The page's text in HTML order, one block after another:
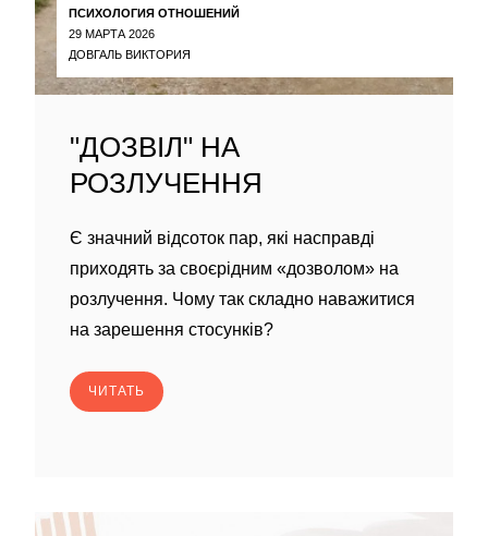
ПСИХОЛОГИЯ ОТНОШЕНИЙ
29 МАРТА 2026
ДОВГАЛЬ ВИКТОРИЯ
"ДОЗВІЛ" НА
РОЗЛУЧЕННЯ
Є значний відсоток пар, які насправді
приходять за своєрідним «дозволом» на
розлучення. Чому так складно наважитися
на зарешення стосунків?
ЧИТАТЬ